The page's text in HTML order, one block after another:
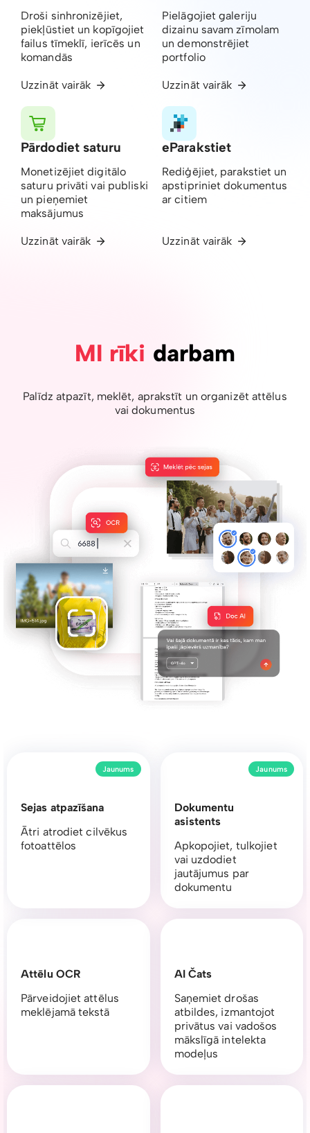
Droši sinhronizējiet,
piekļūstiet un kopīgojiet
failus tīmeklī, ierīcēs un
komandās
Uzzināt vairāk
Pielāgojiet galeriju
dizainu savam zīmolam
un demonstrējiet
portfolio
Uzzināt vairāk
Pārdodiet saturu
Monetizējiet digitālo
saturu privāti vai publiski
un pieņemiet
maksājumus
Uzzināt vairāk
eParakstiet
Rediģējiet, parakstiet un
apstipriniet dokumentus
ar citiem
Uzzināt vairāk
MI rīki darbam
Palīdz atpazīt, meklēt, aprakstīt un organizēt attēlus
vai dokumentus
Dokumentu
asistents
Apkopojiet, tulkojiet
vai uzdodiet
jautājumus par
dokumentu
Jaunums
Attēlu OCR
Pārveidojiet attēlus
meklējamā tekstā
AI Čats
Saņemiet drošas
atbildes, izmantojot
privātus vai vadošos
mākslīgā intelekta
modeļus
Sejas atpazīšana
Ātri atrodiet cilvēkus
fotoattēlos
Jaunums